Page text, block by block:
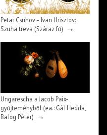
Petar Csuhov – Ivan Hrisztov:
Szuha treva (Száraz fű) →
Ungarescha a Jacob Paix-
gyűjteményből (ea.: Gál Hedda,
Balog Péter) →